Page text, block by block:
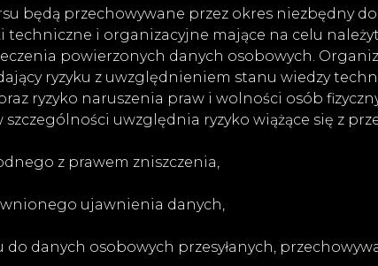
będą przechowywane przez okres niezbędny
techniczne i organizacyjne mające na celu
powierzonych danych osobowych.
ryzyku z uwzględnieniem stanu wiedzy
ryzyko naruszenia praw i wolności osób
uwzględnia ryzyko wiążące się z
z prawem zniszczenia,
ujawnienia danych,
danych osobowych przesyłanych,